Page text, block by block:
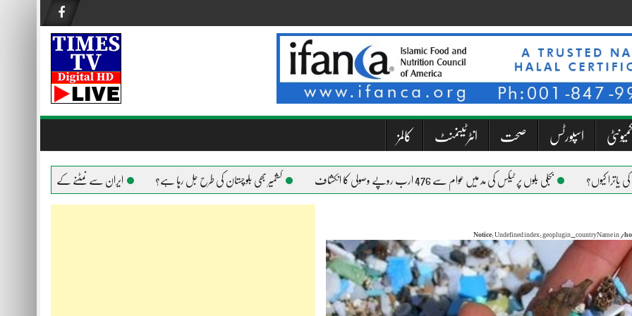
کمیونٹی اسپورٹس صحت انٹرٹینمنٹ کالمز
بجلی بلوں پر ٹیکس کی مد میں عوام سے 476 ارب روپے وصولی کا انکشاف کشمیر بھی بلوچستان کی طرح جل رہا ہے؟ ایران سے نمٹنے کے لیے امریکا ہر ہتھیار
Notice: Undefined index: geoplugin_countryName in /